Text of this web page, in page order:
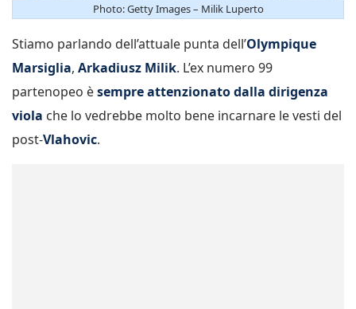
Photo: Getty Images – Milik Luperto
Stiamo parlando dell’attuale punta dell’Olympique
Marsiglia, Arkadiusz Milik. L’ex numero 99
partenopeo èsempre attenzionato dalla dirigenza
viola che lo vedrebbe molto bene incarnare le vesti del
post-Vlahovic.